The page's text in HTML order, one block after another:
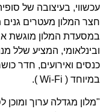
עכשווי, בעיצובה של
חצר המלון מעטרים גנים
במסעדת המלון מוגשת
ובינלאומי, המציע שלל
כנסים ואירועים, חדר
במיוחד ( Wi-Fi ).
"מלון מגדלה ערוך ומוכן